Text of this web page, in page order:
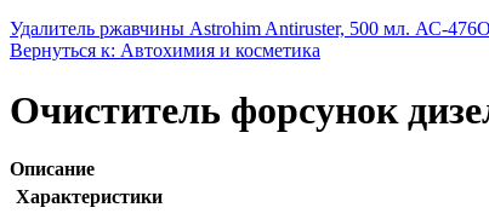
Удалитель ржавчины Astrohim Antiruster, 500 мл. АС-476
Вернуться к: Автохимия и косметика
Очиститель форсунок
Описание
Характеристики